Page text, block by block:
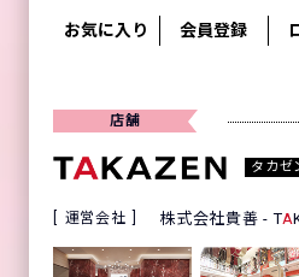
お気に入り 会員登録
店舗
タカゼ
運営会社 株式会社貴善 - TA